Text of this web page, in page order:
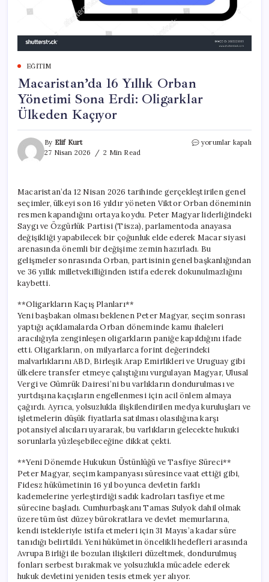
EĞITIM
Macaristan’da 16 Yıllık Orban
Yönetimi Sona Erdi: Oligarklar
Ülkeden Kaçıyor
By Elif Kurt
27 Nisan 2026
2 Min Read
Macaristan’da
Sona
Erdi:
Oligarklar
Ülkeden
Kaçıyor
yorumlar kapalı
Macaristan’da 12 Nisan 2026 tarihinde gerçekleştirilen genel
seçimler, ülkeyi son 16 yıldır yöneten Viktor Orban döneminin
resmen kapandığını ortaya koydu. Peter Magyar liderliğindeki
Saygı ve Özgürlük Partisi (Tisza), parlamentoda anayasa
değişikliği yapabilecek bir çoğunluk elde ederek Macar siyasi
arenasında önemli bir değişime zemin hazırladı. Bu
gelişmeler sonrasında Orban, partisinin genel başkanlığından
ve 36 yıllık milletvekilliğinden istifa ederek dokunulmazlığını
kaybetti.
**Oligarkların Kaçış Planları**
Yeni başbakan olması beklenen Peter Magyar, seçim sonrası
yaptığı açıklamalarda Orban döneminde kamu ihaleleri
aracılığıyla zenginleşen oligarkların paniğe kapıldığını ifade
etti. Oligarkların, on milyarlarca forint değerindeki
malvarlıklarını ABD, Birleşik Arap Emirlikleri ve Uruguay gibi
ülkelere transfer etmeye çalıştığını vurgulayan Magyar, Ulusal
Vergi ve Gümrük Dairesi’ni bu varlıkların dondurulması ve
yurtdışına kaçışların engellenmesi için acil önlem almaya
çağırdı. Ayrıca, yolsuzlukla ilişkilendirilen medya kuruluşları ve
işletmelerin düşük fiyatlarla satılması olasılığına karşı
potansiyel alıcıları uyararak, bu varlıkların gelecekte hukuki
sorunlarla yüzleşebileceğine dikkat çekti.
**Yeni Dönemde Hukukun Üstünlüğü ve Tasfiye Süreci**
Peter Magyar, seçim kampanyası süresince vaat ettiği gibi,
Fidesz hükümetinin 16 yıl boyunca devletin farklı
kademelerine yerleştirdiği sadık kadroları tasfiye etme
sürecine başladı. Cumhurbaşkanı Tamas Sulyok dahil olmak
üzere tüm üst düzey bürokratlara ve devlet memurlarına,
kendi istekleriyle istifa etmeleri için 31 Mayıs’a kadar süre
tanıdığı belirtildi. Yeni hükümetin öncelikli hedefleri arasında
Avrupa Birliği ile bozulan ilişkileri düzeltmek, dondurulmuş
fonları serbest bırakmak ve yolsuzlukla mücadele ederek
hukuk devletini yeniden tesis etmek yer alıyor.